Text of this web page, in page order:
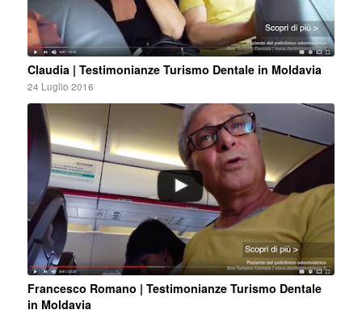
Claudia | Testimonianze Turismo Dentale in Moldavia
24 Luglio 2016
Francesco Romano | Testimonianze Turismo Dentale
in Moldavia